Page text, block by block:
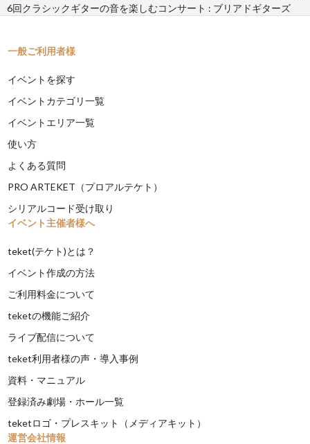
6回クラシックギターの音を楽しむコンサート : ブリアドギターズ
一般ご利用者様
イベントを探す
イベントカテゴリ一覧
イベントエリア一覧
使い方
よくある質問
PRO ARTEKET（プロアルテケト）
シリアルコード受け取り
イベント主催者様へ
teket(テケト)とは？
イベント作成の方法
ご利用料金について
teketの機能ご紹介
ライブ配信について
teket利用者様の声・導入事例
資料・マニュアル
登録済み劇場・ホール一覧
teketロゴ・プレスキット（メディアキット）
運営会社情報